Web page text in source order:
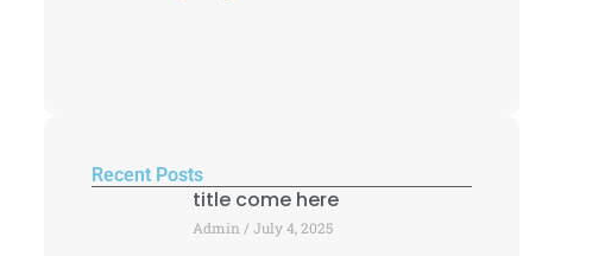
Recent Posts
title come here
Admin July 4, 2025